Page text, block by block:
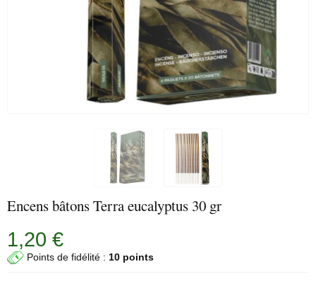
Encens bâtons Terra eucalyptus 30 gr
1,20 €
Points de fidélité : 10 points